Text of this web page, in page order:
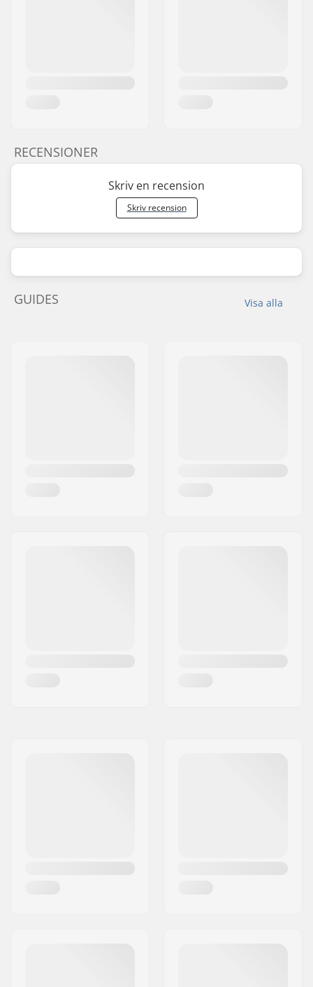
RECENSIONER
Skriv en recension
Skriv recension
Visa alla
GUIDES